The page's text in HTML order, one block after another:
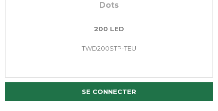
Dots
200 LED
TWD200STP-TEU
SE CONNECTER